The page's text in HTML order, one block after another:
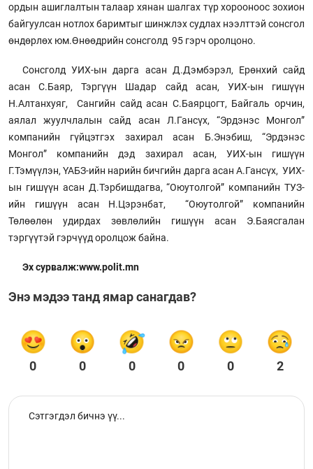
ордын ашиглалтын талаар хянан шалгах түр хорооноос зохион
байгуулсан нотлох баримтыг шинжлэх судлах нээлттэй сонсгол
өндөрлөх юм.Өнөөдрийн сонсголд 95 гэрч оролцоно.
Сонсголд УИХ-ын дарга асан Д.Дэмбэрэл, Ерөнхий сайд
асан С.Баяр, Тэргүүн Шадар сайд асан, УИХ-ын гишүүн
Н.Алтанхуяг, Сангийн сайд асан С.Баярцогт, Байгаль орчин,
аялал жуулчлалын сайд асан Л.Гансүх, “Эрдэнэс Монгол”
компанийн гүйцэтгэх захирал асан Б.Энэбиш, “Эрдэнэс
Монгол” компанийн дэд захирал асан, УИХ-ын гишүүн
Г.Тэмүүлэн, ҮАБЗ-ийн нарийн бичгийн дарга асан А.Гансүх, УИХ-
ын гишүүн асан Д.Тэрбишдагва, “Оюутолгой” компанийн ТУЗ-
ийн гишүүн асан Н.Цэрэнбат, “Оюутолгой” компанийн
Төлөөлөн удирдах зөвлөлийн гишүүн асан Э.Баясгалан
тэргүүтэй гэрчүүд оролцож байна.
Эх сурвалж:www.polit.mn
Энэ мэдээ танд ямар санагдав?
0 0 0 0 0 2